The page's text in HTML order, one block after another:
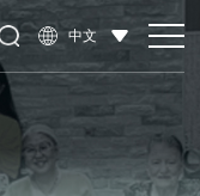
中文